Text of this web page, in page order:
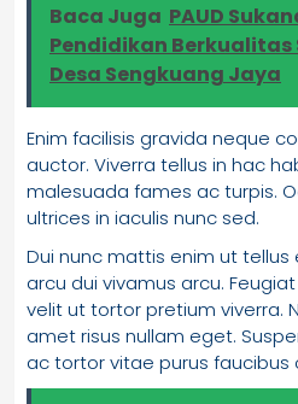
Baca Juga PAUD
Pendidikan Berkualitas
Desa Sengkuang Jaya
Enim facilisis gravida neque
auctor. Viverra tellus in hac
malesuada fames ac turpis.
ultrices in iaculis nunc sed.
Dui nunc mattis enim ut
arcu dui vivamus arcu.
velit ut tortor pretium viverra.
amet risus nullam eget.
ac tortor vitae purus faucibus